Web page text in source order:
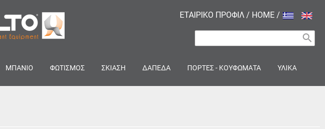
ΕΤΑΙΡΙΚΟ ΠΡΟΦΙΛ / HOME /
search
ΜΠΑΝΙΟ ΦΩΤΙΣΜΟΣ ΣΚΙΑΣΗ ΔΑΠΕΔΑ ΠΟΡΤΕΣ - ΚΟΥΦΩΜΑΤΑ ΥΛΙΚΑ